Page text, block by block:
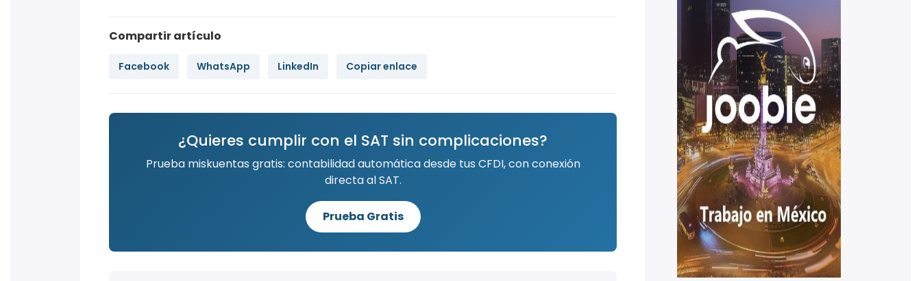
Compartir artículo
Facebook WhatsApp LinkedIn Copiar enlace
¿Quieres cumplir con el SAT sin complicaciones?
Prueba miskuentas gratis: contabilidad automática desde tus CFDI, con conexión
directa al SAT.
Prueba Gratis